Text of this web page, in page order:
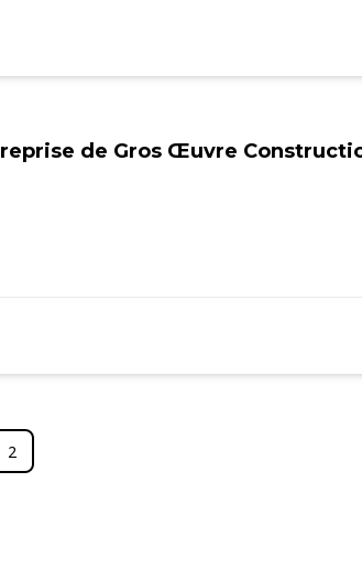
de Gros Œuvre
2